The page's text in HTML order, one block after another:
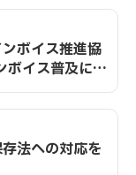
ンボイス推進協
ボイス普及に向
法への対応を